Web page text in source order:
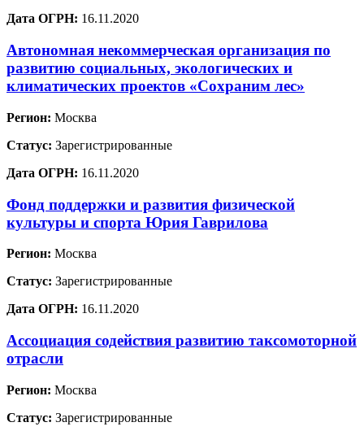
Дата ОГРН: 16.11.2020
Автономная некоммерческая организация по
развитию социальных, экологических и
климатических проектов «Сохраним лес»
Регион: Москва
Статус: Зарегистрированные
Дата ОГРН: 16.11.2020
Фонд поддержки и развития физической
культуры и спорта Юрия Гаврилова
Регион: Москва
Статус: Зарегистрированные
Дата ОГРН: 16.11.2020
Ассоциация содействия развитию таксомоторной
отрасли
Регион: Москва
Статус: Зарегистрированные